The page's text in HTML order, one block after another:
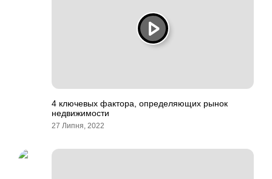
4 ключевых фактора, определяющих рынок
недвижимости
27 Липня, 2022